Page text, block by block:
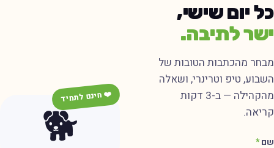
יום שישי,
לתיבה.
מהכתבות הטובות של
טיפ וטרינרי, ושאלה
מהקהילה — ב-3 דקות
*
🐕
❤️ חינם לתמיד